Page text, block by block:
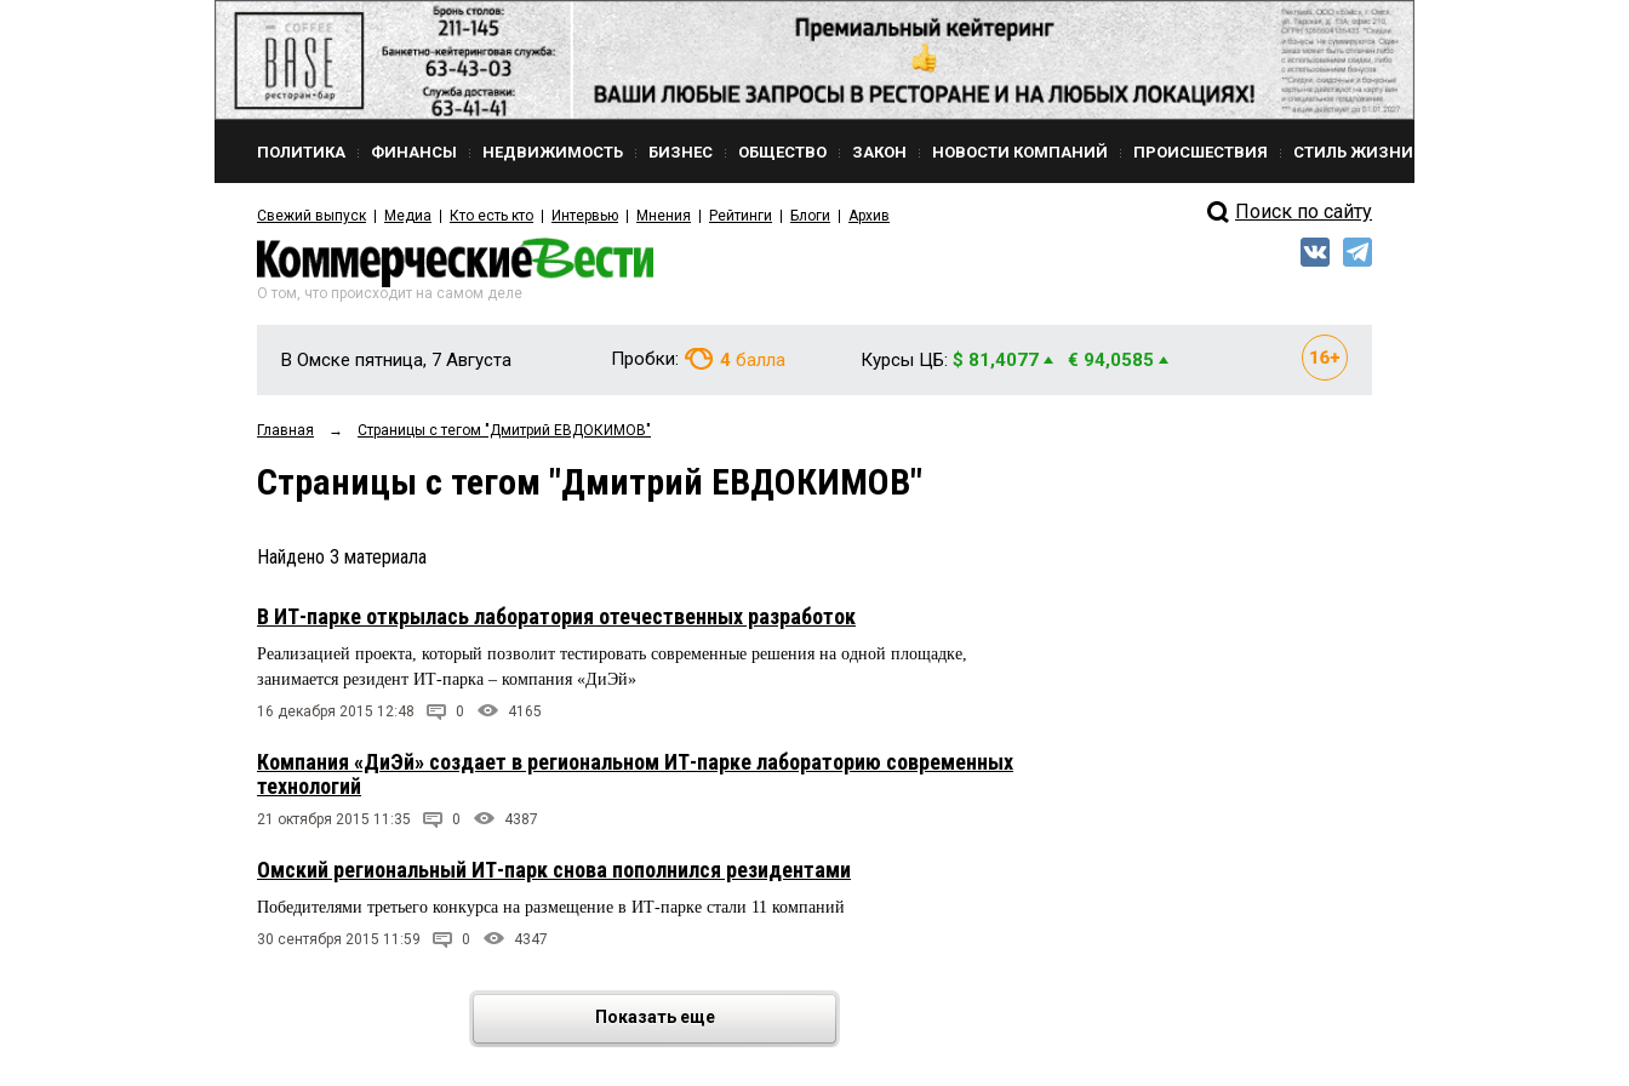
ПОЛИТИКА ФИНАНСЫ НЕДВИЖИМОСТЬ БИЗНЕС ОБЩЕСТВО ЗАКОН НОВОСТИ КОМПАНИЙ ПРОИСШЕСТВИЯ СТИЛЬ ЖИЗНИ
Свежий выпуск Медиа Кто есть кто Интервью Мнения Рейтинги Блоги Архив Поиск по сайту
О том, что происходит на самом деле
В Омске пятница, 7 Августа Пробки: 4 балла Курсы ЦБ: $ 81,4077 € 94,0585
Главная → Страницы c тегом "Дмитрий ЕВДОКИМОВ"
Страницы c тегом "Дмитрий ЕВДОКИМОВ"
Найдено 3 материала
В ИТ-парке открылась лаборатория отечественных разработок
Реализацией проекта, который позволит тестировать современные решения на одной площадке,
занимается резидент ИТ-парка – компания «ДиЭй»
16 декабря 2015 12:48 0 4165
Компания «ДиЭй» создает в региональном ИТ-парке лабораторию современных
технологий
21 октября 2015 11:35 0 4387
Омский региональный ИТ-парк снова пополнился резидентами
Победителями третьего конкурса на размещение в ИТ-парке стали 11 компаний
30 сентября 2015 11:59 0 4347
Показать еще